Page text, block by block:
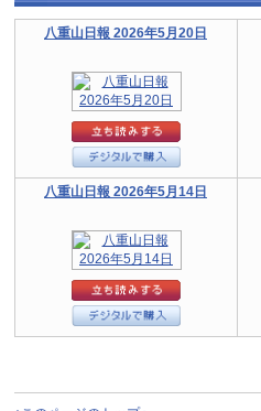
八重山日報 2026年5月20日
八重山日報 2026年5月14日